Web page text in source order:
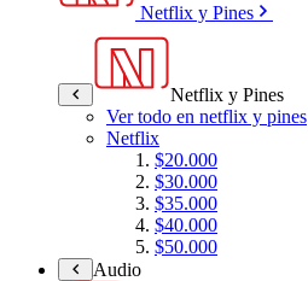
Netflix y Pines
Netflix y Pines
Ver todo en netflix y pines
Netflix
$20.000
$30.000
$35.000
$40.000
$50.000
Audio